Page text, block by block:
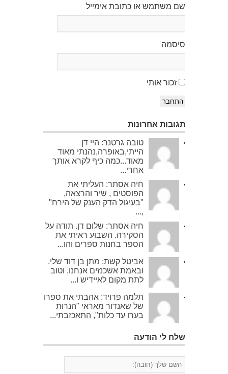
שם משתמש או כתובת אימייל
סיסמה
זכור אותי
התחבר
תגובות אחרונות
טובה גרטנר: היי דן
הייתי,באופרה,נהנתי מאוד
מאוד...כמה כיף לקרא אותך
אחרי...
חיה אסתר: העליתי את
הפוסטים , שיר והרצאה,
"בעיגול הדק הענק של הירח"
,...
חיה אסתר: שלום דן. תודה על
הסקירה. השבוע ראיתי את
הספר בחנות ספרים והו...
אביטל קשת: מתן בן דוד שלי.
ובאמת אשכנזים אנחנו, וטוב
לתת מקום לאיידיש ו...
תלמה פרויד: אהבתי את ספרו
של שאנדור מאראי "הנרות
בערו עד כלות", התאכזבתי...
שלח לי הודעה